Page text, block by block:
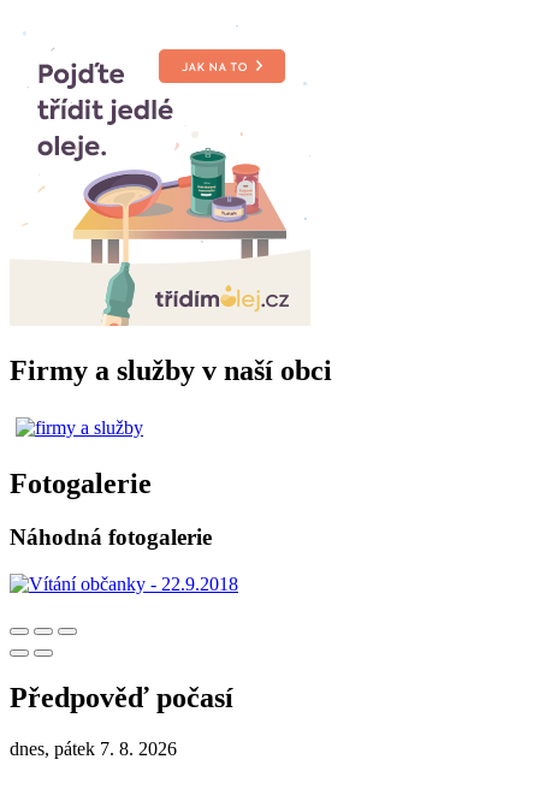
Firmy a služby v naší obci
Fotogalerie
Náhodná fotogalerie
Předpověď počasí
dnes, pátek 7. 8. 2026